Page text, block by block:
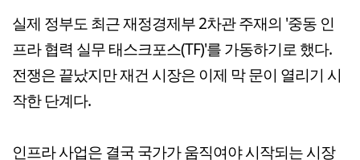
실제 정부도 최근 재정경제부 2차관 주재의 '중동 인
프라 협력 실무 태스크포스(TF)'를 가동하기로 했다.
전쟁은 끝났지만 재건 시장은 이제 막 문이 열리기 시
작한 단계다.
인프라 사업은 결국 국가가 움직여야 시작되는 시장